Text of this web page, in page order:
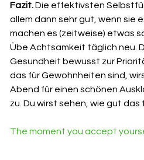
Fazit. Die effektivsten
allem dann sehr gut, wenn sie
machen es (zeitweise) etwas
Übe Achtsamkeit täglich neu.
Gesundheit bewusst zur
das für Gewohnheiten sind,
Abend für einen schönen
zu. Du wirst sehen, wie gut das
The moment you accept